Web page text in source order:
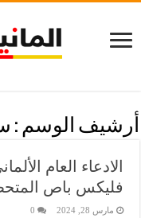
أرشيف الوسم :
الادعاء العام
فليكس باص
مارس 28, 2024 0